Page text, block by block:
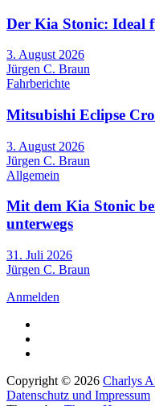
Der Kia Stonic: Ideal
3. August 2026
Jürgen C. Braun
Fahrberichte
Mitsubishi Eclipse
3. August 2026
Jürgen C. Braun
Allgemein
Mit dem Kia Stonic
unterwegs
31. Juli 2026
Jürgen C. Braun
Anmelden
Copyright © 2026 Charlys
Datenschutz und Impressum